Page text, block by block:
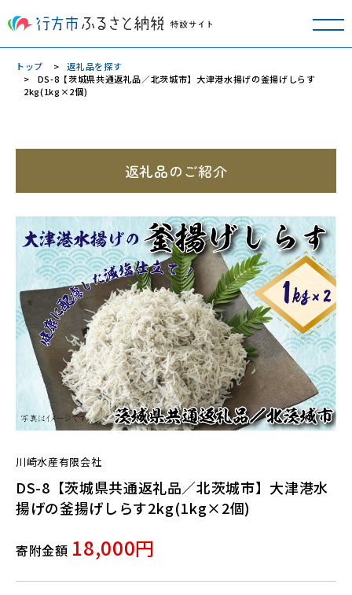
トップ
返礼品を探す
DS-8【茨城県共通返礼品／北茨城市】大津港水揚げの釜揚げしらす
2kg(1kg×2個)
返礼品のご紹介
川崎水産有限会社
DS-8【茨城県共通返礼品／北茨城市】大津港水
揚げの釜揚げしらす2kg(1kg×2個)
寄附金額 18,000円